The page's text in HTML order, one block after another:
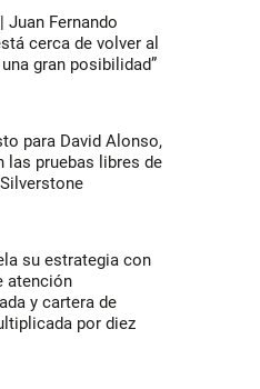
Juan Fernando
cerca de volver al
una gran posibilidad”
para David Alonso,
las pruebas libres de
su estrategia con
atención
y cartera de
por diez